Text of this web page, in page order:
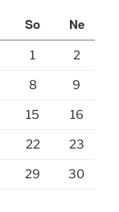
So Ne
1 2
8 9
15 16
22 23
29 30